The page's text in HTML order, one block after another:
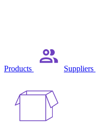
Products Suppliers